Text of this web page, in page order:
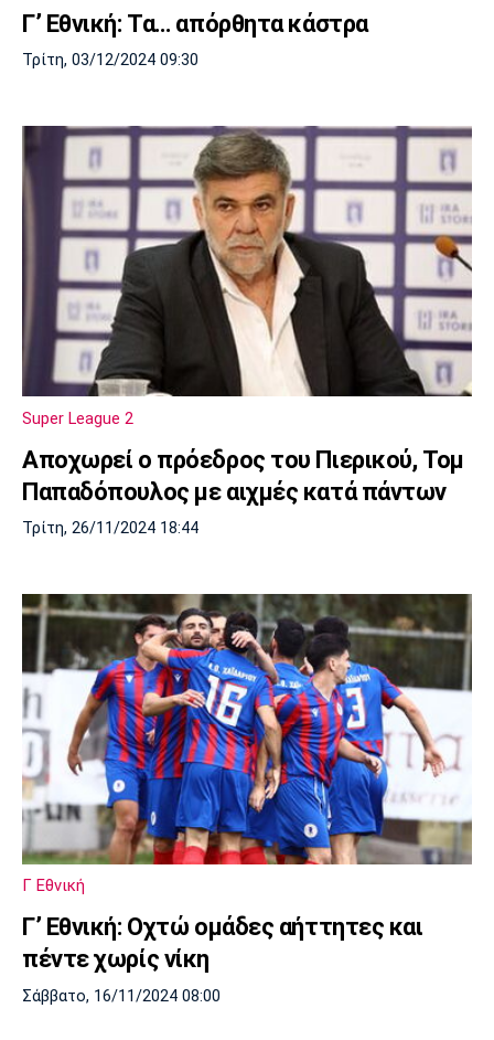
Γ’ Εθνική: Τα… απόρθητα κάστρα
Τρίτη, 03/12/2024 09:30
Super League 2
Αποχωρεί ο πρόεδρος του Πιερικού, Τομ
Παπαδόπουλος με αιχμές κατά πάντων
Τρίτη, 26/11/2024 18:44
Γ Εθνική
Γ’ Εθνική: Οχτώ ομάδες αήττητες και
πέντε χωρίς νίκη
Σάββατο, 16/11/2024 08:00